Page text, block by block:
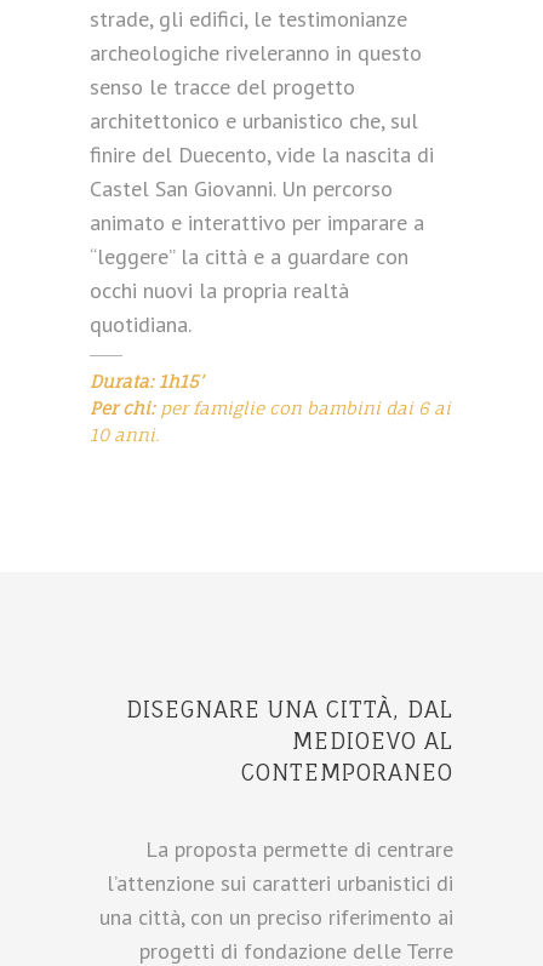
strade, gli edifici, le testimonianze
archeologiche riveleranno in questo
senso le tracce del progetto
architettonico e urbanistico che, sul
finire del Duecento, vide la nascita di
Castel San Giovanni. Un percorso
animato e interattivo per imparare a
“leggere” la città e a guardare con
occhi nuovi la propria realtà
quotidiana.
Durata: 1h15’
Per chi:per famiglie con bambini dai 6 ai
10 anni.
DISEGNARE UNA CITTÀ, DAL
MEDIOEVO AL
CONTEMPORANEO
La proposta permette di centrare
l’attenzione sui caratteri urbanistici di
una città, con un preciso riferimento ai
progetti di fondazione delle Terre